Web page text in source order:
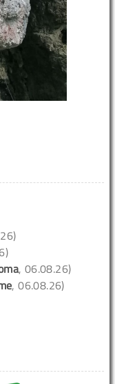
, 06.08.26)
, 06.08.26)